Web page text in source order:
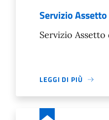
Servizio
Servizio
LEGGI DI PIÙ